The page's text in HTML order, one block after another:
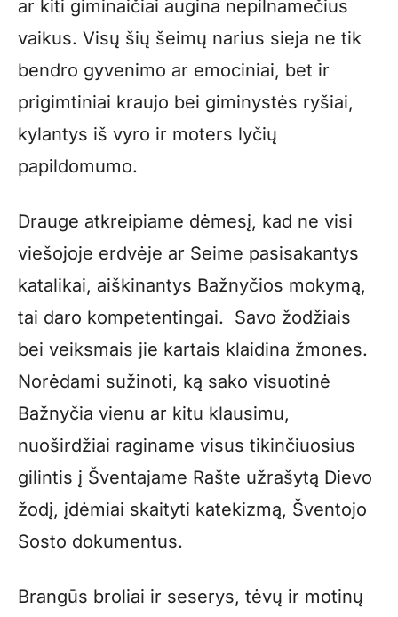
ar kiti giminaičiai augina nepilnamečius
vaikus. Visų šių šeimų narius sieja ne tik
bendro gyvenimo ar emociniai, bet ir
prigimtiniai kraujo bei giminystės ryšiai,
kylantys iš vyro ir moters lyčių
papildomumo.
Drauge atkreipiame dėmesį, kad ne visi
viešojoje erdvėje ar Seime pasisakantys
katalikai, aiškinantys Bažnyčios mokymą,
tai daro kompetentingai. Savo žodžiais
bei veiksmais jie kartais klaidina žmones.
Norėdami sužinoti, ką sako visuotinė
Bažnyčia vienu ar kitu klausimu,
nuoširdžiai raginame visus tikinčiuosius
gilintis į Šventajame Rašte užrašytą Dievo
žodį, įdėmiai skaityti katekizmą, Šventojo
Sosto dokumentus.
Brangūs broliai ir seserys, tėvų ir motinų